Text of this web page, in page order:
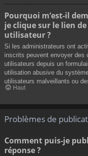
Pourquoi m’est-il
je clique sur le lien
utilisateur ?
Si les administrateurs ont
inscrits peuvent envoyer des
utilisateurs depuis un
utilisation abusive du
utilisateurs malveillants ou
Haut
Problèmes de
Comment puis-je
réponse ?